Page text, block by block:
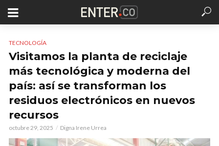
TECNOLOGÍA
Visitamos la planta de reciclaje
más tecnológica y moderna del
país: así se transforman los
residuos electrónicos en nuevos
recursos
octubre 29, 2025 Digna Irene Urrea